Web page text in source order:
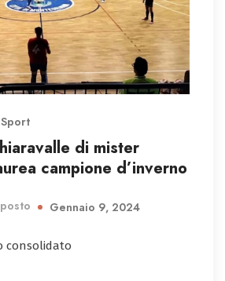
Sport
di mister
campione d’inverno
Gennaio 9, 2024
consolidato